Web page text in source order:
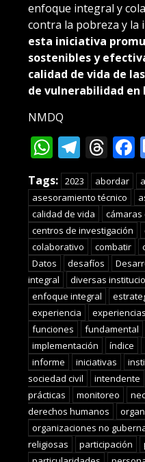
enfoque integral y
contra la pobreza y la
esta iniciativa
sostenibles y
calidad de vida de
de vulnerabilidad en
NMDQ
Tags: 2023 abordar
asesoramiento técnico
calidad de vida
centros de investigación
colaborativo
combatir
Datos
desafíos
integral
diversas
enfoque integral
experiencia
experiencias
funciones
fundamental
implementación
índice
informe
iniciativas
sociedad civil
intendente
prácticas
monitoreo
derechos humanos
organizaciones no
religiosas
participación